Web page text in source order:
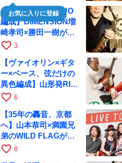
RAGへ
お気に入りに登録
【35周年で初のDUO
編成】DIMENSION増
崎孝司×勝田一樹が10
月11日に京都RAGへ
favorite_border 3
【ヴァイオリン×ギタ
ー×ベース、弦だけの
異色編成】山形発RIM
が初全国ツアーで8月
favorite_border 6
【35年の轟音、京都
へ】山本恭司×満園兄
弟のWILD FLAGが8
月6日にRAGでライブ
favorite_border 8